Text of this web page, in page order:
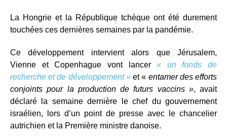
La Hongrie et la République tchèque ont été durement
touchées ces dernières semaines par la pandémie.
Ce développement intervient alors que Jérusalem,
Vienne et Copenhague vont lancer
« un fonds de
recherche et de développement » et « entamer des efforts
conjoints pour la production de futurs vaccins », avait
déclaré la semaine dernière le chef du gouvernement
israélien, lors d’un point de presse avec le chancelier
autrichien et la Première ministre danoise.